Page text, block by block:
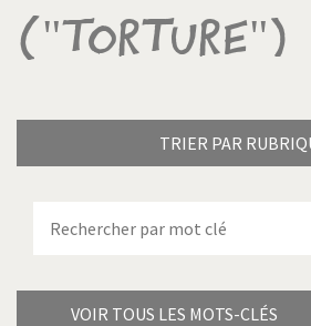
("Torture")
TRIER PAR
VOIR TOUS LES MOTS-CLÉS
Bye Biden!